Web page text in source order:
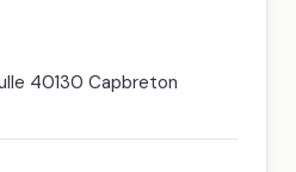
40130 Capbreton